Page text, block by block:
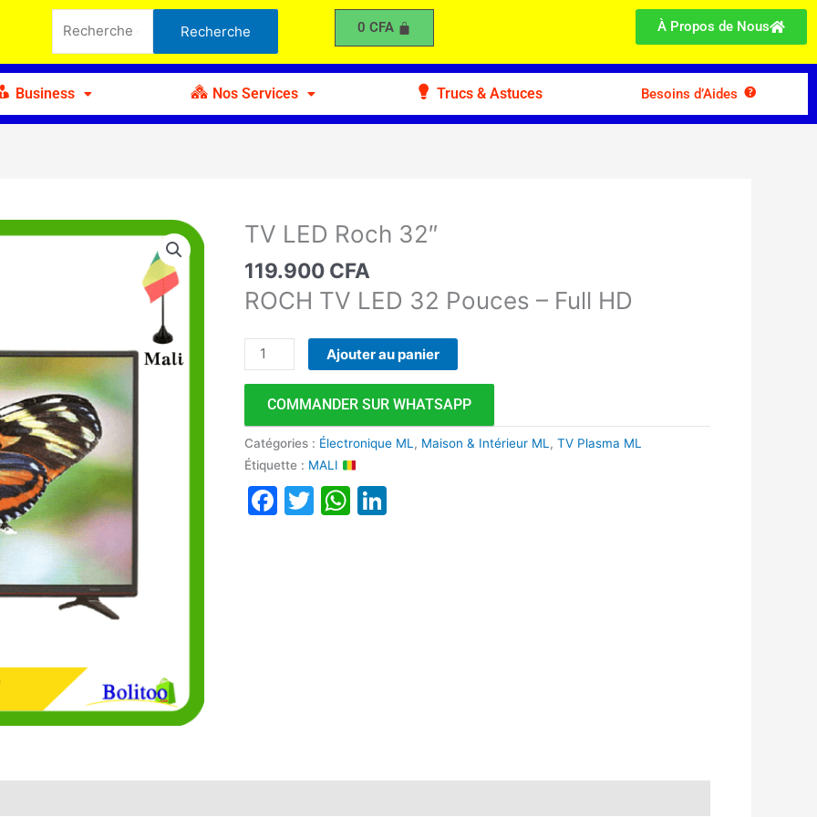
pour :
Recherche 0 CFA À Propos de Nous
Business Nos Services Trucs & Astuces Besoins d’Aides
TV LED Roch 32″
119.900 CFA
ROCH TV LED 32 Pouces – Full HD
quantité
TV
LED
32"
Ajouter au panier
COMMANDER SUR WHATSAPP
Catégories : Électronique ML, Maison & Intérieur ML,TV Plasma ML
Étiquette : MALI
Facebook
TwitterWhatsApp